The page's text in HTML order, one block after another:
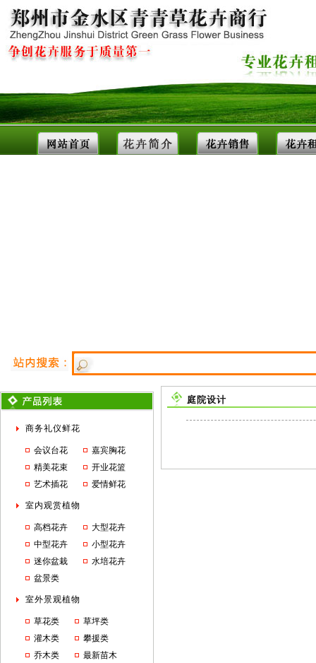
商务礼仪鲜花
会议台花
嘉宾胸花
精美花束
开业花篮
艺术插花
爱情鲜花
室内观赏植物
高档花卉
大型花卉
中型花卉
小型花卉
迷你盆栽
水培花卉
盆景类
室外景观植物
草花类
草坪类
灌木类
攀援类
乔木类
最新苗木
庭院设计